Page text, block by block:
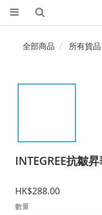
全部商品 所有貨
INTEGREE抗皺
HK$288.00
數量